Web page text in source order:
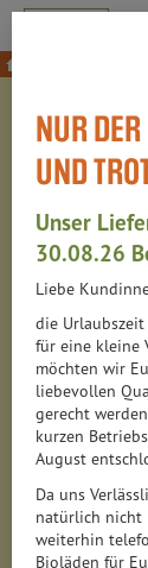
NUR
UND
Unser
30.08.26
Liebe
die
für eine kleine
möchten wir
liebevollen
gerecht
kurzen
August
Da uns
natürlich nicht
weiterhin
Bioläden für
Fixgerichte
Obst-,